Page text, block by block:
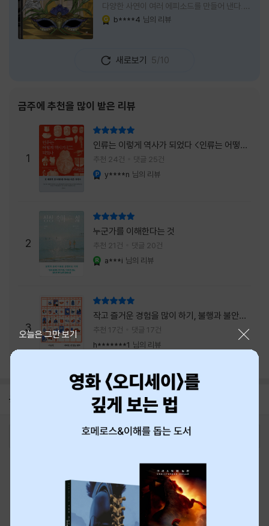
다양한 사연이 여러 에피소드를 만들어 낸다.
주인공은 호텔리어로서의 완벽함을 꿈꾸는 야
는 과정에서 나오미가 다치게 되자, 고스케는
모든 책임을 지고 형사직에서 물러난다. 하지만
을 받게 된다. 그렇게 끝난 4권 이후, 나는 5권
이 출간되기만을 기다렸다. 형사가 아닌 호텔리
어가 된 닛타 고스케의 모습이 무척 궁금했기
때문이다. 그동안 호텔에서 잠복 수사를 하며
어설픈 호텔리어의 가면을 쓰고 있었다면, 이제
는 가면
b****4 님의 리뷰
새로보기 5/10
금주에 추천을 많이 받은 리뷰
1
인류는 이렇게 역사가 되었다 <인류는 어떻게
역사가 되었나>
추천 24건 댓글 25건
y****n 님의 리뷰
2
누군가를 이해한다는 것
추천 21건 댓글 20건
a***i 님의 리뷰
3
작고 즐거운 경험을 많이 하기, 불행과 불안을
회피하지 말기, 그리고 좋은 사람을 많이 만나
기.
추천 17건
댓글 17건
h*******1 님의 리뷰
공지 8월 신용카드 무이자할부 안내
오늘은 그만 보기
최근 본 상품
티켓 1544-6399
중고샵 1566-4295
eBook 1:1문의/채팅상담
예스이십사(주) 사업자 정보
이용약관
개인정보처리방침
청소년보호정책
PC버전
회사소개 거래처관계자께